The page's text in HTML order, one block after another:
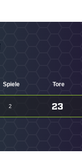
Spiele Tore
2 23